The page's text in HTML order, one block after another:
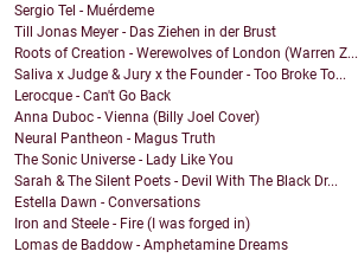
Sergio Tel - Muérdeme
Till Jonas Meyer - Das Ziehen in der Brust
Roots of Creation - Werewolves of London (Warren Z...
Saliva x Judge & Jury x the Founder - Too Broke To...
Lerocque - Can't Go Back
Anna Duboc - Vienna (Billy Joel Cover)
Neural Pantheon - Magus Truth
The Sonic Universe - Lady Like You
Sarah & The Silent Poets - Devil With The Black Dr...
Estella Dawn - Conversations
Iron and Steele - Fire (I was forged in)
Lomas de Baddow - Amphetamine Dreams